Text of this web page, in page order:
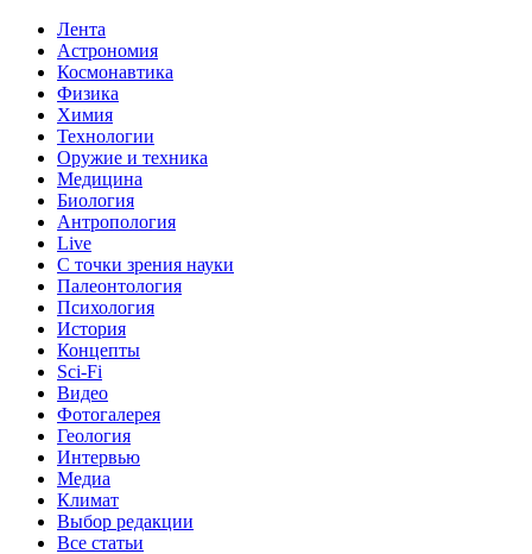
Лента
Астрономия
Космонавтика
Физика
Химия
Технологии
Оружие и техника
Медицина
Биология
Антропология
Live
С точки зрения науки
Палеонтология
Психология
История
Концепты
Sci-Fi
Видео
Фотогалерея
Геология
Интервью
Медиа
Климат
Выбор редакции
Все статьи